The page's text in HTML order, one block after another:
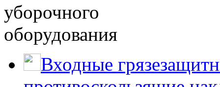
Входные